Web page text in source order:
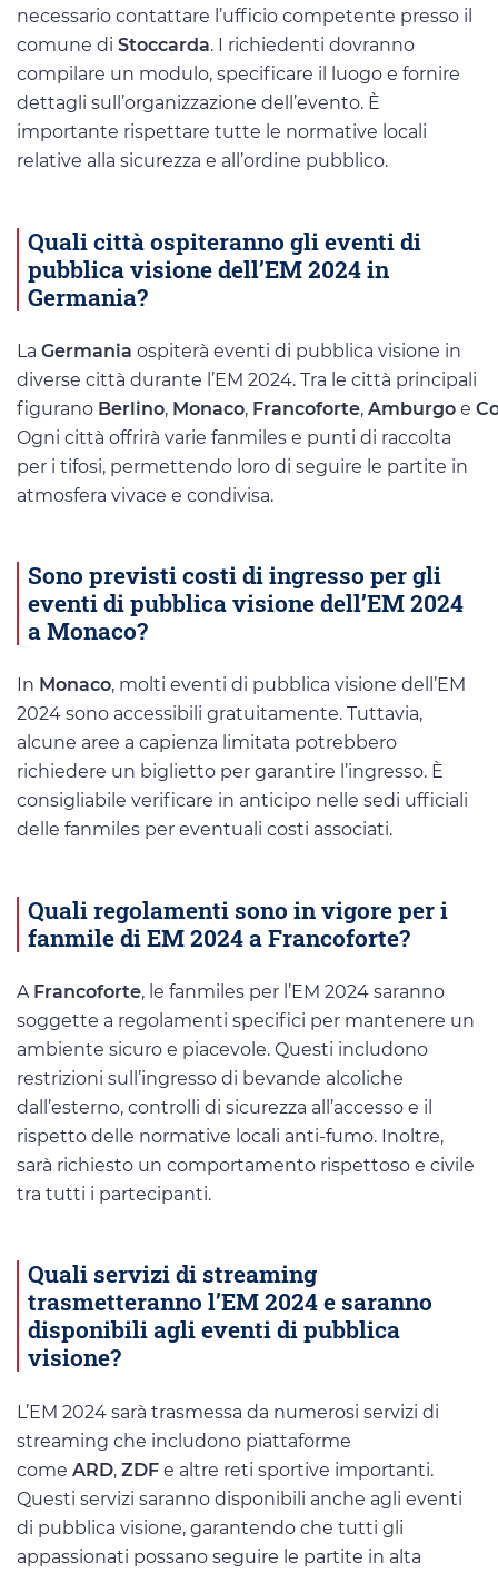
necessario contattare l’ufficio competente presso il
comune di Stoccarda. I richiedenti dovranno
compilare un modulo, specificare il luogo e fornire
dettagli sull’organizzazione dell’evento. È
importante rispettare tutte le normative locali
relative alla sicurezza e all’ordine pubblico.
Quali città ospiteranno gli eventi di
pubblica visione dell’EM 2024 in
Germania?
La Germania ospiterà eventi di pubblica visione in
diverse città durante l’EM 2024. Tra le città principali
figurano Berlino, Monaco, Francoforte, Amburgo e
Ogni città offrirà varie fanmiles e punti di raccolta
per i tifosi, permettendo loro di seguire le partite in
atmosfera vivace e condivisa.
Sono previsti costi di ingresso per gli
eventi di pubblica visione dell’EM 2024
a Monaco?
In Monaco, molti eventi di pubblica visione dell’EM
2024 sono accessibili gratuitamente. Tuttavia,
alcune aree a capienza limitata potrebbero
richiedere un biglietto per garantire l’ingresso. È
consigliabile verificare in anticipo nelle sedi ufficiali
delle fanmiles per eventuali costi associati.
Quali regolamenti sono in vigore per i
fanmile di EM 2024 a Francoforte?
A Francoforte, le fanmiles per l’EM 2024 saranno
soggette a regolamenti specifici per mantenere un
ambiente sicuro e piacevole. Questi includono
restrizioni sull’ingresso di bevande alcoliche
dall’esterno, controlli di sicurezza all’accesso e il
rispetto delle normative locali anti-fumo. Inoltre,
sarà richiesto un comportamento rispettoso e civile
tra tutti i partecipanti.
Quali servizi di streaming
trasmetteranno l’EM 2024 e saranno
disponibili agli eventi di pubblica
visione?
L’EM 2024 sarà trasmessa da numerosi servizi di
streaming che includono piattaforme
come ARD, ZDF e altre reti sportive importanti.
Questi servizi saranno disponibili anche agli eventi
di pubblica visione, garantendo che tutti gli
appassionati possano seguire le partite in alta